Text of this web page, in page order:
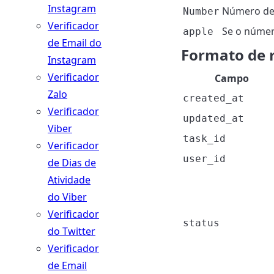
Instagram
Verificador
de Email do
Instagram
Verificador
Zalo
Verificador
Viber
Verificador
de Dias de
Atividade
do Viber
Verificador
do Twitter
Verificador
de Email
Number Número
apple Se o
Formato de
Campo
created_at
updated_at
task_id
user_id
status